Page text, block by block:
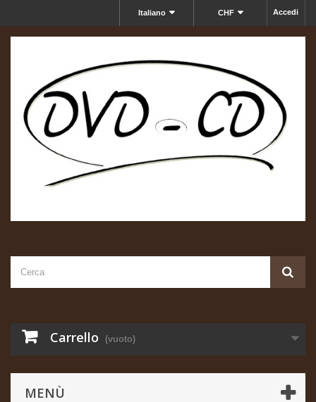
Accedi
CHF
Italiano
Carrello (vuoto)
MENÙ